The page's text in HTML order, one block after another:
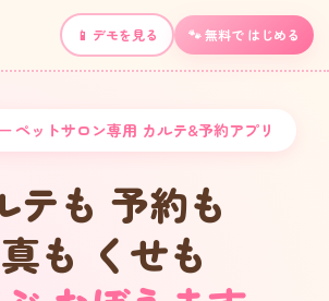
📱 デモを見る 🐾 無料で はじめる
ペットサロン専用 カルテ&予約アプリ
テも 予約も
も くせも